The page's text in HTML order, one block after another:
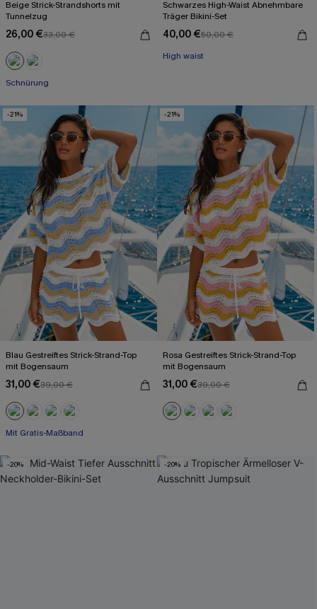
Beige Strick-Strandshorts mit
Tunnelzug
26,00 €33,00 €
Schnürung
Schwarzes High-Waist Abnehmbare
Träger Bikini-Set
40,00 €50,00 €
High waist
-21%
Blau Gestreiftes Strick-Strand-Top
mit Bogensaum
31,00 €39,00 €
Mit Gratis-Maßband
-21%
Rosa Gestreiftes Strick-Strand-Top
mit Bogensaum
31,00 €39,00 €
-20% -20%